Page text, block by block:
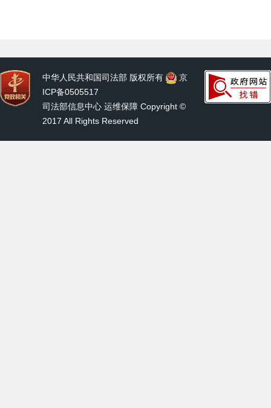
中华人民共和国司法部 版权所有
京
ICP备0505517
司法部信息中心 运维保障 Copyright ©
2017 All Rights Reserved